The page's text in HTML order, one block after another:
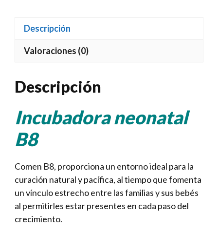
Descripción
Valoraciones (0)
Descripción
Incubadora neonatal
B8
Comen B8, proporciona un entorno ideal para la
curación natural y pacífica, al tiempo que fomenta
un vínculo estrecho entre las familias y sus bebés
al permitirles estar presentes en cada paso del
crecimiento.